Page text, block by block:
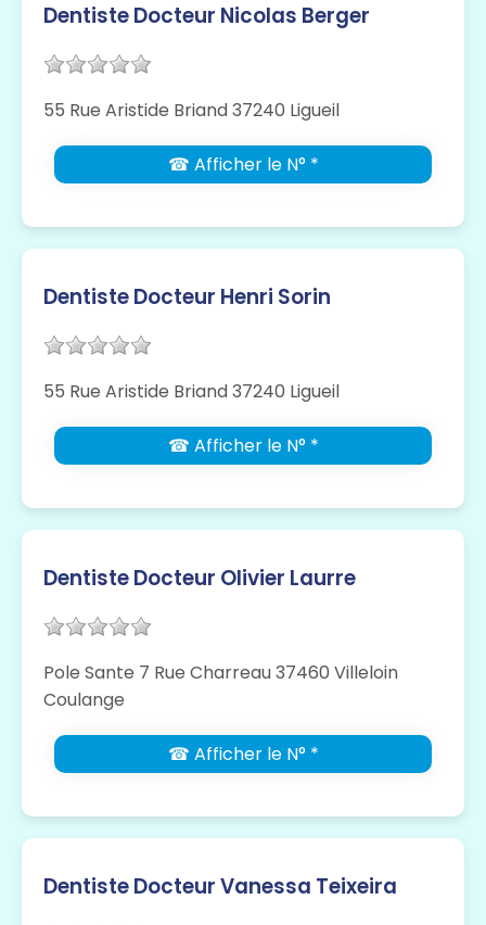
Dentiste Docteur Nicolas Berger
55 Rue Aristide Briand 37240 Ligueil
☎ Afficher le N° *
Dentiste Docteur Henri Sorin
55 Rue Aristide Briand 37240 Ligueil
☎ Afficher le N° *
Dentiste Docteur Olivier Laurre
Pole Sante 7 Rue Charreau 37460 Villeloin
Coulange
☎ Afficher le N° *
Dentiste Docteur Vanessa Teixeira